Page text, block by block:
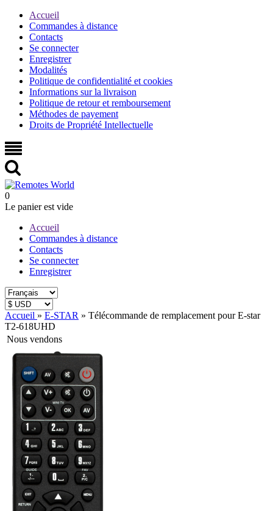
Accueil
Commandes à distance
Contacts
Se connecter
Enregistrer
Modalités
Politique de confidentialité et cookies
Informations sur la livraison
Politique de retour et remboursement
Méthodes de payement
Droits de Propriété Intellectuelle
0
Le panier est vide
Accueil
Commandes à distance
Contacts
Se connecter
Enregistrer
Accueil » E-STAR » Télécommande de remplacement pour E-star
T2-618UHD
Nous vendons